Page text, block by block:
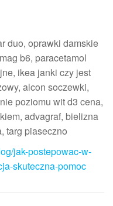
duo, oprawki damskie
b6, paracetamol
ikea janki czy jest
alcon soczewki,
poziomu wit d3 cena,
advagraf, bielizna
targ piaseczno
jak-postepowac-w-
skuteczna-pomoc